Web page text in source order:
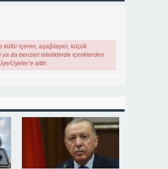
içeren, aşağılayıcı, küçük
ya da benzeri niteliklerde içeriklerden
Üyeler’e aittir.